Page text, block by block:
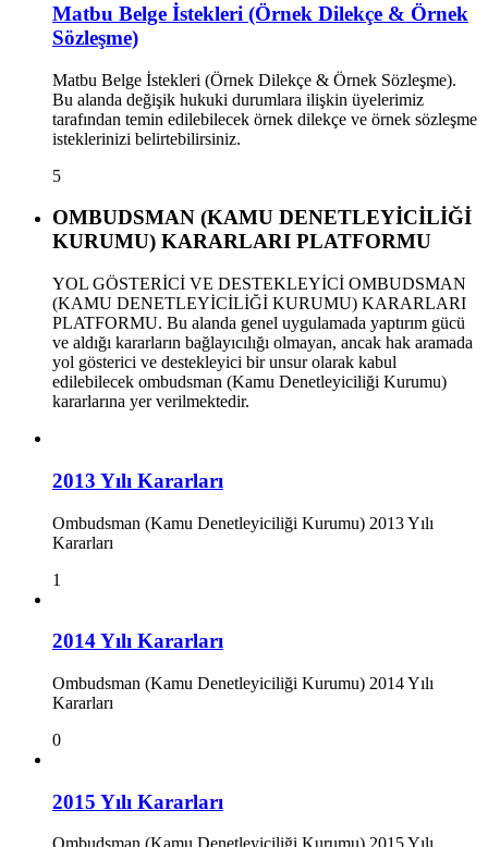
Matbu Belge İstekleri (Örnek Dilekçe & Örnek
Sözleşme)
Matbu Belge İstekleri (Örnek Dilekçe & Örnek Sözleşme).
Bu alanda değişik hukuki durumlara ilişkin üyelerimiz
tarafından temin edilebilecek örnek dilekçe ve örnek sözleşme
isteklerinizi belirtebilirsiniz.
5
OMBUDSMAN (KAMU DENETLEYİCİLİĞİ
KURUMU) KARARLARI PLATFORMU
YOL GÖSTERİCİ VE DESTEKLEYİCİ OMBUDSMAN
(KAMU DENETLEYİCİLİĞİ KURUMU) KARARLARI
PLATFORMU. Bu alanda genel uygulamada yaptırım gücü
ve aldığı kararların bağlayıcılığı olmayan, ancak hak aramada
yol gösterici ve destekleyici bir unsur olarak kabul
edilebilecek ombudsman (Kamu Denetleyiciliği Kurumu)
kararlarına yer verilmektedir.
2013 Yılı Kararları
Ombudsman (Kamu Denetleyiciliği Kurumu) 2013 Yılı
Kararları
1
2014 Yılı Kararları
Ombudsman (Kamu Denetleyiciliği Kurumu) 2014 Yılı
Kararları
0
2015 Yılı Kararları